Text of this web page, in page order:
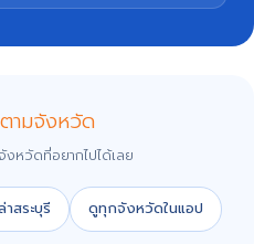
ตามจังหวัด
หวัดที่อยากไปได้เลย
สระบุรี ดูทุกจังหวัดในแอป